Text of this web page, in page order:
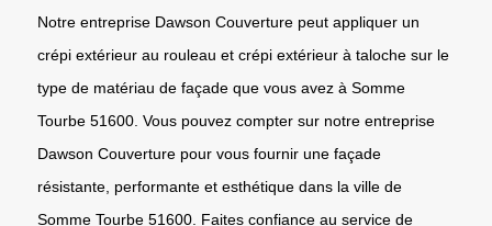
Notre entreprise Dawson Couverture peut appliquer un
crépi extérieur au rouleau et crépi extérieur à taloche sur le
type de matériau de façade que vous avez à Somme
Tourbe 51600. Vous pouvez compter sur notre entreprise
Dawson Couverture pour vous fournir une façade
résistante, performante et esthétique dans la ville de
Somme Tourbe 51600. Faites confiance au service de